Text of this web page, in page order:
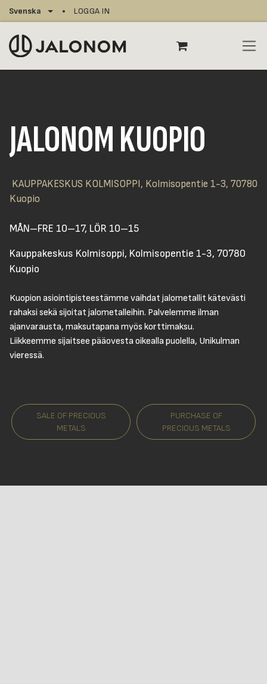
Hoppa till innehåll
Svenska LOGGA IN
JALONOM KUOPIO
KAUPPAKESKUS KOLMISOPPI, Kolmisopentie 1-3, 70780
Kuopio
MÅN–FRE 10–17, LÖR 10–15
Kauppakeskus Kolmisoppi, Kolmisopentie 1-3, 70780
Kuopio
Kuopion asiointipisteestämme vaihdat jalometallit kätevästi
rahaksi sekä sijoitat jalometalleihin. Palvelemme ilman
ajanvarausta, maksutapana myös korttimaksu.
Liikkeemme sijaitsee pääovesta oikealla puolella, Unikulman
vieressä.
SALE OF PRECIOUS
METALS
PURCHASE OF
PRECIOUS METALS